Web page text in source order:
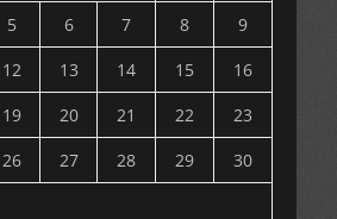
5 6 7 8
9
12 13 14 15
16
19 20 21 22
23
26 27 28 29
30